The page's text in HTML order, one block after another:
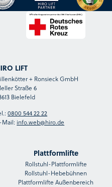
LIFT
+ Ronsieck GmbH
Straße 6
Bielefeld
0800 544 22 22
Mail: info.web@hiro.de
Plattformlifte
Rollstuhl-Plattformlifte
Rollstuhl-Hebebühnen
Plattformlifte Außenbereich